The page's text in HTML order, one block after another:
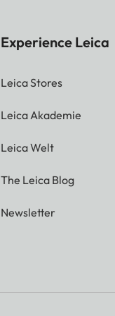
Experience Leica
Leica Stores
Leica Akademie
Leica Welt
The Leica Blog
Newsletter